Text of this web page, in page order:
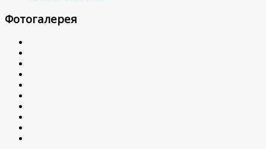
Фотогалерея